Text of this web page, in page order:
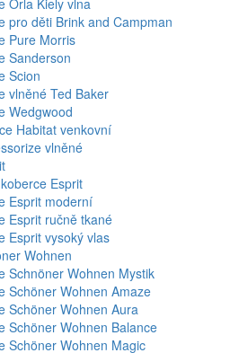
Orla Kiely vlna
pro děti Brink and Campman
Pure Morris
Sanderson
Scion
vlněné Ted Baker
Wedgwood
Habitat venkovní
vlněné
Esprit
Esprit moderní
Esprit ručně tkané
Esprit vysoký vlas
Wohnen
Schnöner Wohnen Mystik
Schöner Wohnen Amaze
Schöner Wohnen Aura
Schöner Wohnen Balance
Schöner Wohnen Magic